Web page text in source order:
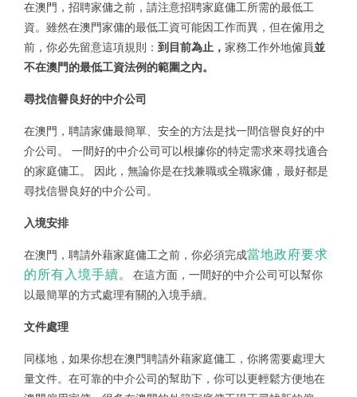
在澳門，招聘家傭之前，請注意招聘家庭傭工所需的最低工
資。雖然在澳門家傭的最低工資可能因工作而異，但在僱用之
前，你必先留意這項規則： 到 目前為止， 家務工作外地僱員並
不在澳門的最低工資法例的範圍之內。
尋找信譽良好的中介公司
在澳門，聘請家傭最簡單、安全的方法是找一間信譽良好的中
介公司。 一間好的中介公司可以根據你的特定需求來尋找適合
的家庭傭工。 因此，無論你是在找兼職或全職家傭，最好都是
尋找信譽良好的中介公司。
入境安排
在澳門，聘請外藉家庭傭工之前，你必須完成當地政府要求
的所有入境手續。 在這方面，一間好的中介公司可以幫你
以最簡單的方式處理有關的入境手續。
文件處理
同樣地，如果你想在澳門聘請外藉家庭傭工，你將需要處理大
量文件。在可靠的中介公司的幫助下，你可以更輕鬆方便地在